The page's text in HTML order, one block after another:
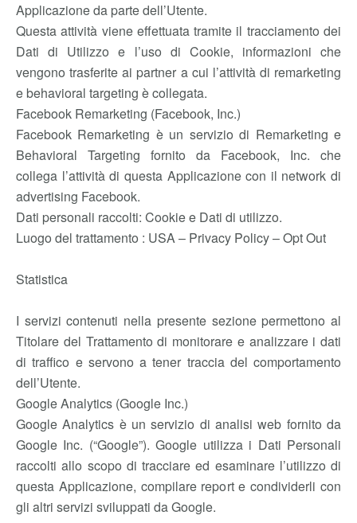
Applicazione da parte dell’Utente.
Questa attività viene effettuata tramite il tracciamento dei
Dati di Utilizzo e l’uso di Cookie, informazioni che
vengono trasferite ai partner a cui l’attività di remarketing
e behavioral targeting è collegata.
Facebook Remarketing (Facebook, Inc.)
Facebook Remarketing è un servizio di Remarketing e
Behavioral Targeting fornito da Facebook, Inc. che
collega l’attività di questa Applicazione con il network di
advertising Facebook.
Dati personali raccolti: Cookie e Dati di utilizzo.
Luogo del trattamento : USA – Privacy Policy – Opt Out
Statistica
I servizi contenuti nella presente sezione permettono al
Titolare del Trattamento di monitorare e analizzare i dati
di traffico e servono a tener traccia del comportamento
dell’Utente.
Google Analytics (Google Inc.)
Google Analytics è un servizio di analisi web fornito da
Google Inc. (“Google”). Google utilizza i Dati Personali
raccolti allo scopo di tracciare ed esaminare l’utilizzo di
questa Applicazione, compilare report e condividerli con
gli altri servizi sviluppati da Google.